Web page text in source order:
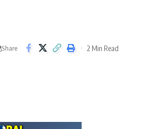
Share 2 Min Read